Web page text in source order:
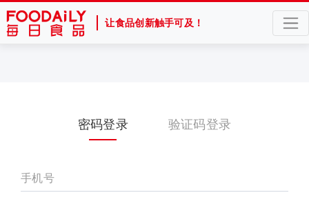
让食品创新触手可及！
密码登录 验证码登录
手机号